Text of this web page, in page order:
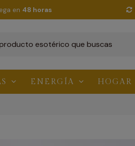
en 48 horas
ENERGÍA HOGAR